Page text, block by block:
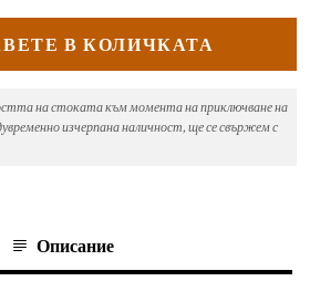
В КОЛИЧКАТА
на стоката към момента на приключване на
изчерпана наличност, ще се свържем с
Описание